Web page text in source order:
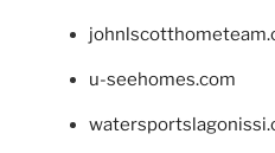
u-seehomes.com